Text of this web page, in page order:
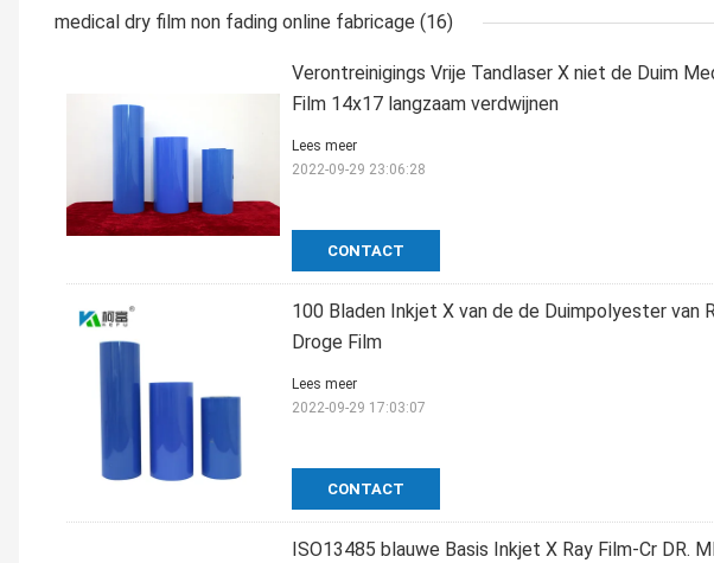
medical dry film non fading online fabricage (16)
Verontreinigings Vrije Tandlaser X niet de Duim
Film 14x17 langzaam verdwijnen
CONTACT
Lees meer
2022-09-29 23:06:28
100 Bladen Inkjet X van de de Duimpolyester van
Droge Film
CONTACT
Lees meer
2022-09-29 17:03:07
ISO13485 blauwe Basis Inkjet X Ray Film-Cr DR.